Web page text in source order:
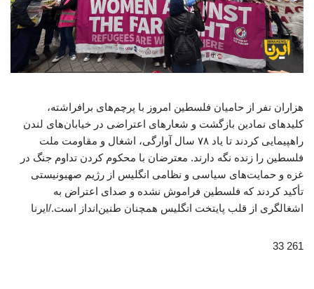
هزاران نفر از حامیان فلسطین امروز با پرچم‌های برافراشته،
کلیدهای نمادین بازگشت و شعارهای اعتراضی در خیابان‌های لندن
راهپیمایی کردند تا یاد ۷۸ سال آوارگی، اشغال و مقاومت ملت
فلسطین را زنده نگه دارند. معترضان با محکوم کردن تداوم جنگ در
غزه و حمایت‌های سیاسی و نظامی انگلیس از رژیم صهیونیستی
تأکید کردند که فلسطین فراموش نشده و صدای اعتراض به
اشغالگری از قلب پایتخت انگلیس همچنان طنین‌انداز است./ایرنا
261 33